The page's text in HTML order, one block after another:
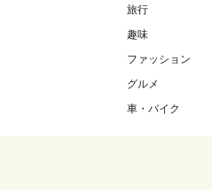
旅行
趣味
ファッション
グルメ
車・バイク